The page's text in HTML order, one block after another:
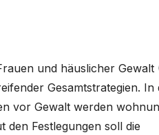
und häuslicher Gewalt
Gesamtstrategien. In
vor Gewalt werden
Festlegungen soll die